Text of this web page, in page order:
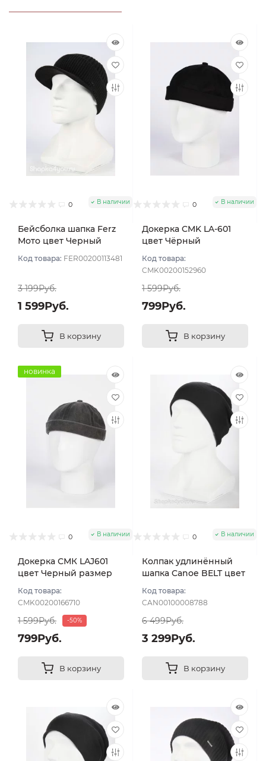
0 В наличии
Бейсболка шапка Ferz
Мото цвет Черный
Код товара: FER00200113481
3 199Руб.
1 599Руб.
В корзину
0 В наличии
Докерка CMK LA-601
цвет Чёрный
Код товара:
CMK00200152960
1 599Руб.
799Руб.
В корзину
новинка
0 В наличии
Докерка СМК LAJ601
цвет Черный размер
Код товара:
CMK00200166710
1 599Руб. -50%
799Руб.
В корзину
0 В наличии
Колпак удлинённый
шапка Canoe BELT цвет
Код товара:
CAN00100008788
6 499Руб.
3 299Руб.
В корзину